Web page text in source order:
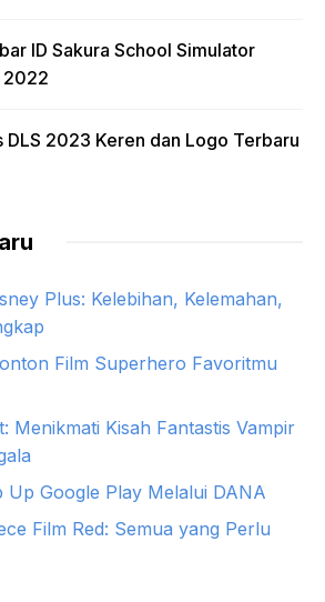
ID Sakura School Simulator
2022
DLS 2023 Keren dan Logo Terbaru
Plus: Kelebihan, Kelemahan,
Film Superhero Favoritmu
Menikmati Kisah Fantastis Vampir
Up Google Play Melalui DANA
Film Red: Semua yang Perlu